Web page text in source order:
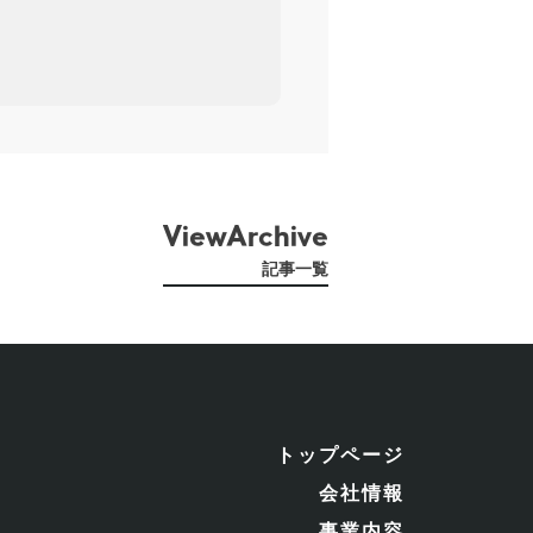
ViewArchive
記事一覧
トップページ
会社情報